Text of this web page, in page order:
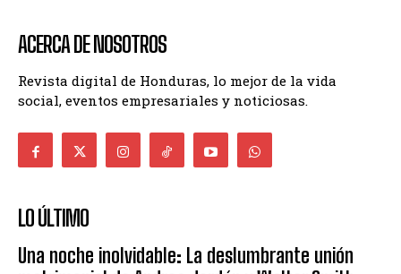
ACERCA DE NOSOTROS
Revista digital de Honduras, lo mejor de la vida
social, eventos empresariales y noticiosas.
LO ÚLTIMO
Una noche inolvidable: La deslumbrante unión